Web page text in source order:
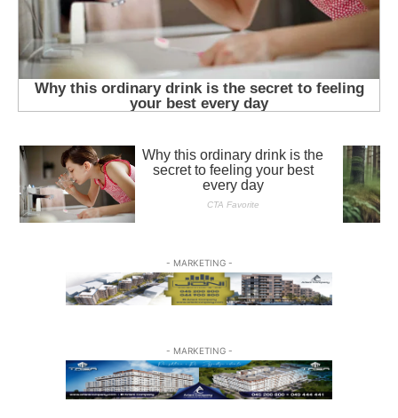
- MARKETING -
- MARKETING -